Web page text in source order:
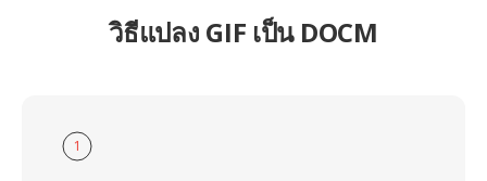
วิธีแปลง GIF เป็น DOCM
1